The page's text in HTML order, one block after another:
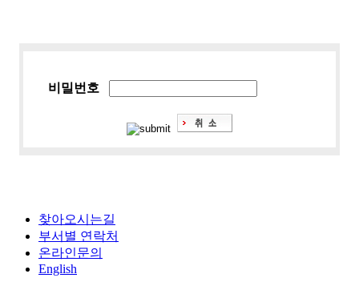
비밀번호
찾아오시는길
부서별 연락처
온라인문의
English